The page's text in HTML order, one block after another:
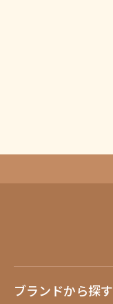
ブランドから探す